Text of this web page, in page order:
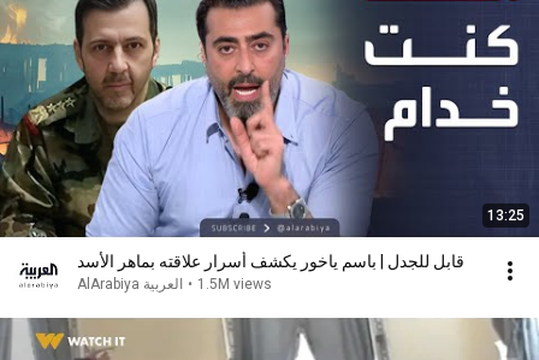
13:25
قابل للجدل | باسم ياخور يكشف أسرار علاقته بماهر الأسد
AlArabiya العربية • 1.5M views